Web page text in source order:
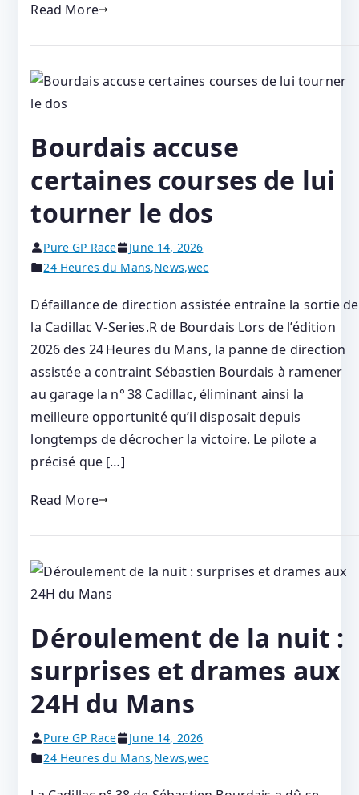
Read More
Bourdais accuse
certaines courses de lui
tourner le dos
Pure GP Race
June 14, 2026
24 Heures du Mans,News,wec
Défaillance de direction assistée entraîne la sortie de
la Cadillac V-Series.R de Bourdais Lors de l’édition
2026 des 24 Heures du Mans, la panne de direction
assistée a contraint Sébastien Bourdais à ramener
au garage la n° 38 Cadillac, éliminant ainsi la
meilleure opportunité qu’il disposait depuis
longtemps de décrocher la victoire. Le pilote a
précisé que […]
Read More
Déroulement de la nuit :
surprises et drames aux
24H du Mans
Pure GP Race
June 14, 2026
24 Heures du Mans,News,wec